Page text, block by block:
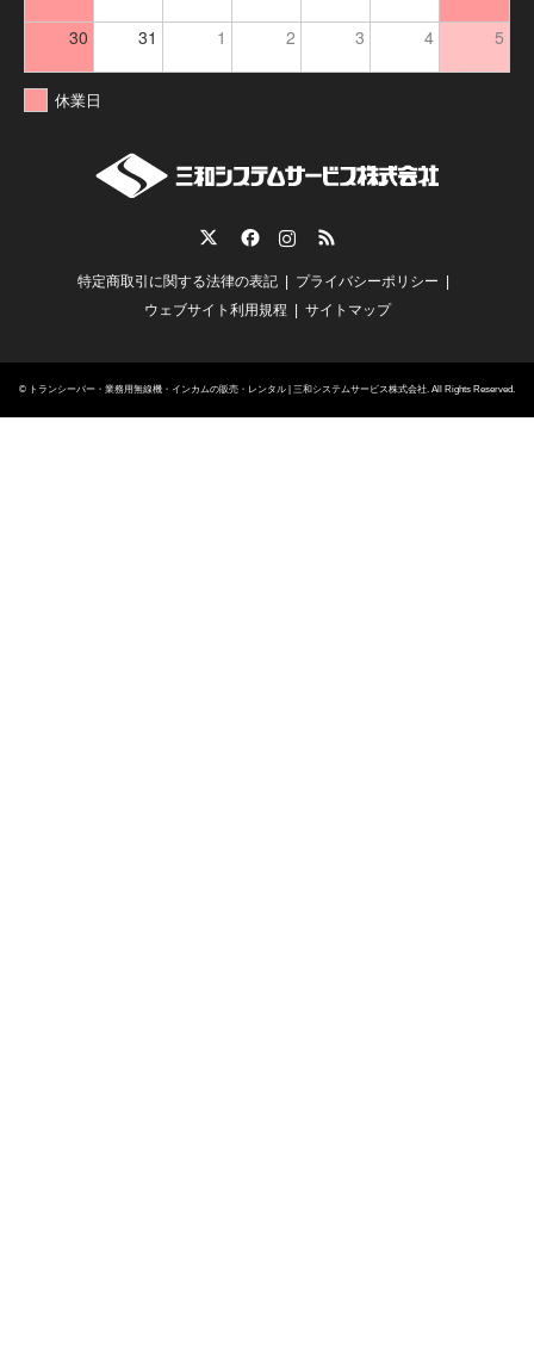
30 31 1 2 3 4 5
休業日
RSS
特定商取引に関する法律の表記
プライバシーポリシー
ウェブサイト利用規程
サイトマップ
© トランシーバー・業務用無線機・インカムの販売・レンタル | 三和システムサービス株式会社 . All Rights Reserved.